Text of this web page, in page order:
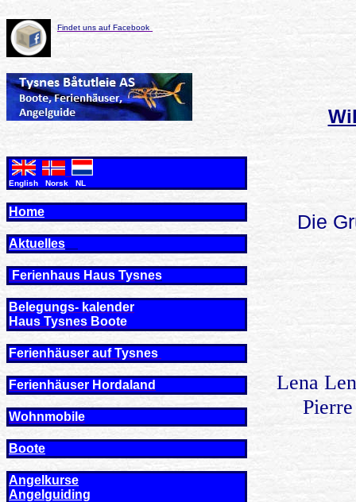
Findet uns auf Facebook
English Norsk NL
Home
Aktuelles
Ferienhaus Haus Tysnes
Belegungs- kalender
Haus Tysnes Boote
Ferienhäuser auf Tysnes
Ferienhäuser Hordaland
Wohnmobile
Boote
Angelkurse
Angel guiding
Die
Lena